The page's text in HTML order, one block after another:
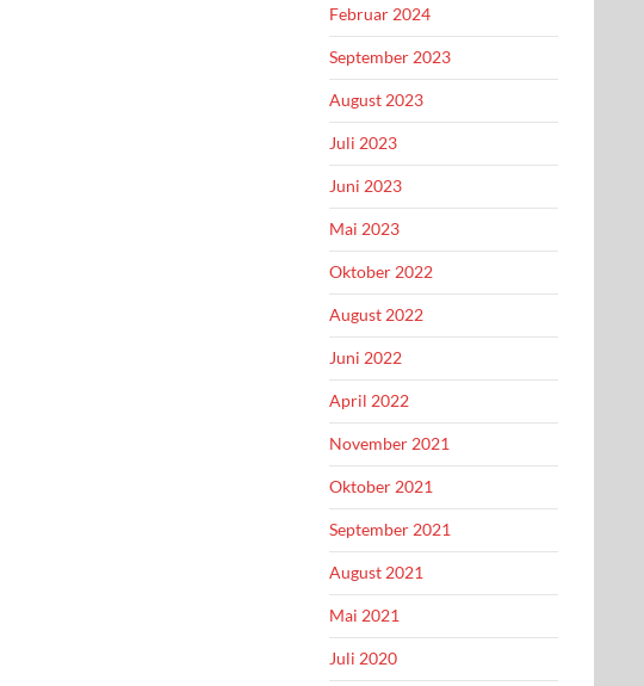
Februar 2024
September 2023
August 2023
Juli 2023
Juni 2023
Mai 2023
Oktober 2022
August 2022
Juni 2022
April 2022
November 2021
Oktober 2021
September 2021
August 2021
Mai 2021
Juli 2020